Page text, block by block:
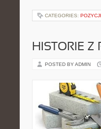
CATEGORIES:
HISTORIE Z
POSTED BY ADMIN